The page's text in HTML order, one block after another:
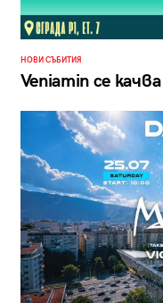
НОВИ СЪБИТИЯ
Veniamin се